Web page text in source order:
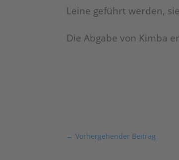
Leine geführt werden,
Die Abgabe von Kimba
←Vorhergehender Beitrag